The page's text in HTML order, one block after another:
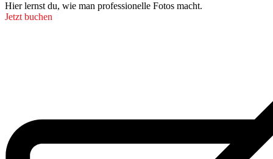
Hier lernst du, wie man professionelle Fotos macht.
Jetzt buchen